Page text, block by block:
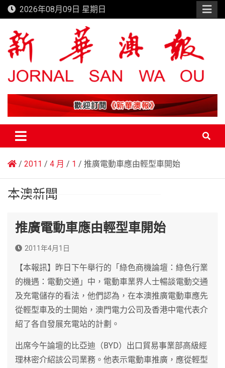
Skip
to
content
2026年08月09日 星期日
新華澳報
2011 4 月 1 推廣電動車應由輕型車開始
本澳新聞
推廣電動車應由輕型車開始
2011年4月1日
【本報訊】昨日下午舉行的「綠色商機論壇：綠色行業
的機遇：電動交通」中，電動車業界人士暢談電動交通
及充電儲存的看法，他們認為，在本澳推廣電動車應先
從輕型車及的士開始，澳門電力公司及香港中電代表介
紹了各自發展充電站的計劃。
出席今午論壇的比亞迪（BYD）出口貿易事業部高級經
理林密介紹該公司業務。他表示電動車推廣，應從輕型